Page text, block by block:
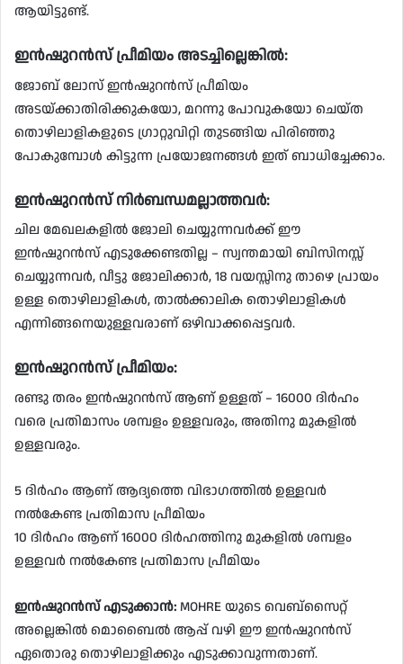
ആയിട്ടുണ്ട്.
ഇൻഷുറൻസ് പ്രീമിയം അടച്ചില്ലെങ്കിൽ:
ജോബ് ലോസ് ഇൻഷുറൻസ് പ്രീമിയം
അടയ്ക്കാതിരിക്കുകയോ, മറന്നു പോവുകയോ ചെയ്ത
തൊഴിലാളികളുടെ ഗ്രാറ്റുവിറ്റി തുടങ്ങിയ പിരിഞ്ഞു
പോകുമ്പോൾ കിട്ടുന്ന പ്രയോജനങ്ങൾ ഇത് ബാധിച്ചേക്കാം.
ഇൻഷുറൻസ് നിർബന്ധമല്ലാത്തവർ:
ചില മേഖലകളിൽ ജോലി ചെയ്യുന്നവർക്ക് ഈ
ഇൻഷുറൻസ് എടുക്കേണ്ടതില്ല – സ്വന്തമായി ബിസിനസ്സ്
ചെയ്യുന്നവർ, വീട്ടു ജോലിക്കാർ, 18 വയസ്സിനു താഴെ പ്രായം
ഉള്ള തൊഴിലാളികൾ, താൽക്കാലിക തൊഴിലാളികൾ
എന്നിങ്ങനെയുള്ളവരാണ് ഒഴിവാക്കപ്പെട്ടവർ.
ഇൻഷുറൻസ് പ്രീമിയം:
രണ്ടു തരം ഇൻഷുറൻസ് ആണ് ഉള്ളത് – 16000 ദിർഹം
വരെ പ്രതിമാസം ശമ്പളം ഉള്ളവരും, അതിനു മുകളിൽ
ഉള്ളവരും.
5 ദിർഹം ആണ് ആദ്യത്തെ വിഭാഗത്തിൽ ഉള്ളവർ
നൽകേണ്ട പ്രതിമാസ പ്രീമിയം
10 ദിർഹം ആണ് 16000 ദിർഹത്തിനു മുകളിൽ ശമ്പളം
ഉള്ളവർ നൽകേണ്ട പ്രതിമാസ പ്രീമിയം
ഇൻഷുറൻസ് എടുക്കാൻ: MOHRE യുടെ വെബ്സൈറ്റ്
അല്ലെങ്കിൽ മൊബൈൽ ആപ്പ് വഴി ഈ ഇൻഷുറൻസ്
ഏതൊരു തൊഴിലാളിക്കും എടുക്കാവുന്നതാണ്.